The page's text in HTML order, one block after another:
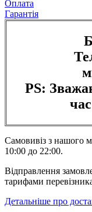
Оплата
Гарантія
PS:
Самовивіз з нашого
10:00 до 22:00.
Відправлення
тарифами
Детальніше про